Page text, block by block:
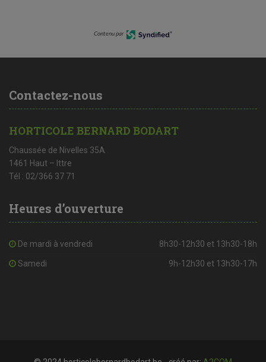
Contenu par
Contactez-nous
HORTICOLE BERNARD BODART
Chaussée de Nivelles 35A
1461 Haut – Ittre
Tél : 02/366 37 71
Heures d’ouverture
De mardi à vendredi 8h30-12h30 et 13h30-18h
Samedi 9h-12h30 et 13h30-17h